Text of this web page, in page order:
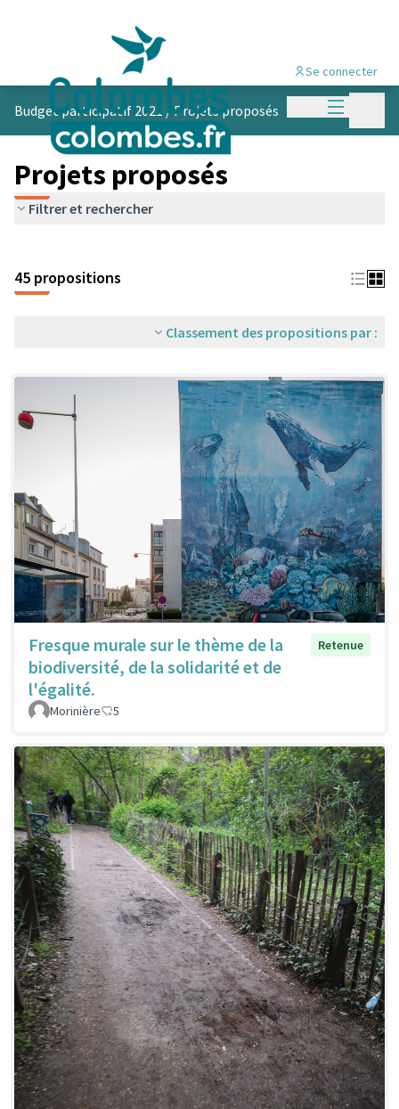
Menu
Se connecter
Budget participatif 2021 /Projets proposés
Projets proposés
Filtrer et rechercher
45 propositions
Classement des propositions par :
Fresque murale sur le thème de la
biodiversité, de la solidarité et de
l'égalité.
Retenue
Morinière 5